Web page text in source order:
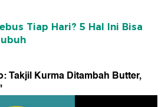
Tiap Hari? 5 Hal Ini Bisa
Takjil Kurma Ditambah Butter,